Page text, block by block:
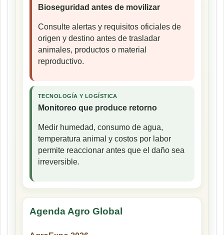
Bioseguridad antes de movilizar
Consulte alertas y requisitos oficiales de
origen y destino antes de trasladar
animales, productos o material
reproductivo.
TECNOLOGÍA Y LOGÍSTICA
Monitoreo que produce retorno
Medir humedad, consumo de agua,
temperatura animal y costos por labor
permite reaccionar antes que el daño sea
irreversible.
Agenda Agro Global